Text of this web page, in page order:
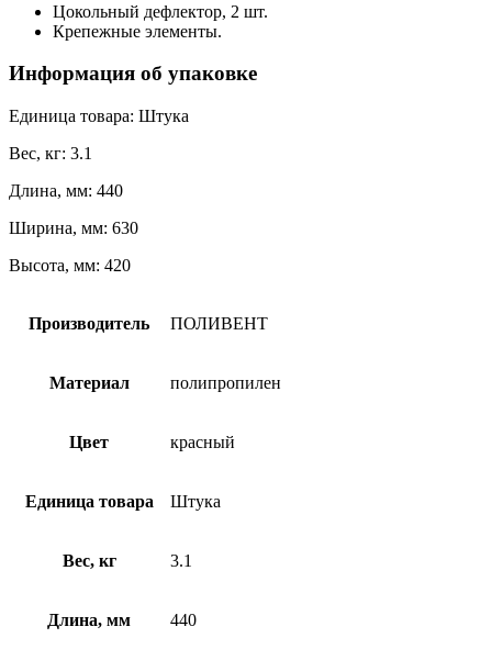
Цокольный дефлектор, 2 шт.
Крепежные элементы.
Информация об упаковке
Единица товара: Штука
Вес, кг: 3.1
Длина, мм: 440
Ширина, мм: 630
Высота, мм: 420
Производитель ПОЛИВЕНТ
Материал полипропилен
Цвет красный
Единица товара Штука
Вес, кг 3.1
Длина, мм 440